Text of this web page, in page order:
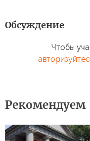
Обсуждение
Чтобы
Рекомендуем